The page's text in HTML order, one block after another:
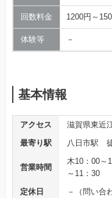
回数料金 1200円～
体験等 －
基本情報
アクセス
滋賀県東近
最寄り駅
八日市駅
営業時間
木10：00
～11：30
定休日
－（問い合